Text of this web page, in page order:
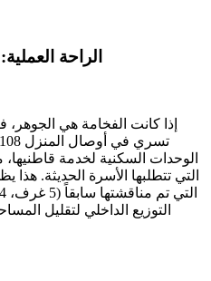
الراحة
إذا كانت الفخامة هي الجوهر،
الوحدات السكنية لخدمة قاطنيها،
التي تتطلبها الأسرة الحديثة.
التوزيع الداخلي لتقليل